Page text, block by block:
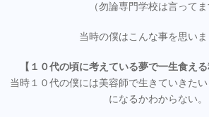
（勿論専門学校は言ってま
当時の僕はこんな事を思いま
【１０代の頃に考えている夢で一生食え
当時１０代の僕には美容師で生きていきた
になるかわからない。